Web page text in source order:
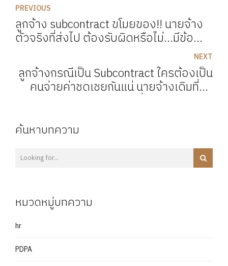
PREVIOUS
ลูกจ้าง subcontract ขโมยของ!! นายจ้าง
ตัวจริงที่ส่งไป ต้องรับผิดหรือไม่...มีข้อ
NEXT
ลูกจ้างกรณีเป็น Subcontract ใครต้องเป็น
คนจ่ายค่าชดเชยกันแน่ นายจ้างเดิมที่ส่ง
เราไปทำงานหรือนายจ้างที่ถูกส่งไปทำงาน
ค้นหาบทความ
หมวดหมู่บทความ
hr
PDPA